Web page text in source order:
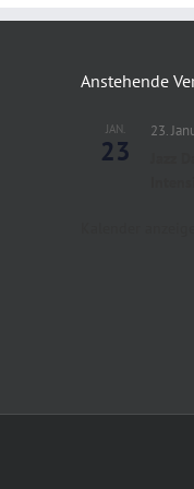
Anstehende
JAN.
23
23.